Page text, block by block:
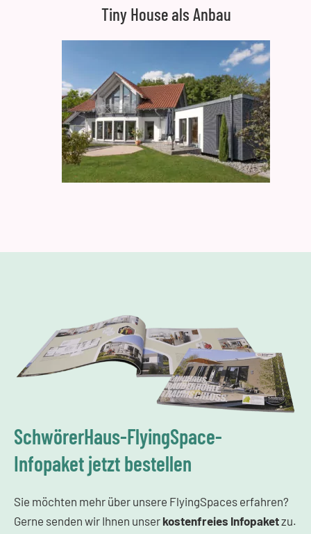
Tiny House als Anbau
SchwörerHaus-FlyingSpace-
Infopaket jetzt bestellen
Sie möchten mehr über unsere FlyingSpaces erfahren?
Gerne senden wir Ihnen unser kostenfreies Infopaketzu.